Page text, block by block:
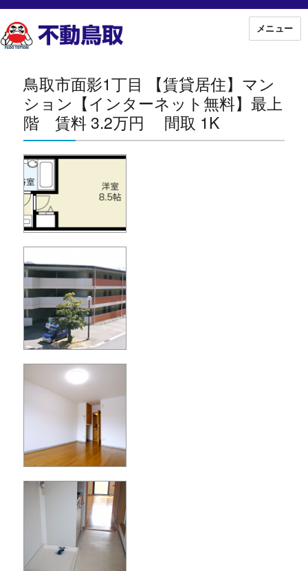
メニュー
鳥取市面影1丁目 【賃貸居住】マン
ション【インターネット無料】最上
階 賃料 3.2万円 間取 1K